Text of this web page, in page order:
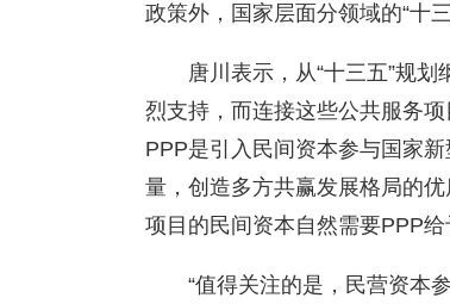
政策外，国家层面分领域的“十
唐川表示，从“十三五”规
烈支持，而连接这些公共服务
PPP是引入民间资本参与国家
量，创造多方共赢发展格局的
项目的民间资本自然需要PPP给
“值得关注的是，民营资本